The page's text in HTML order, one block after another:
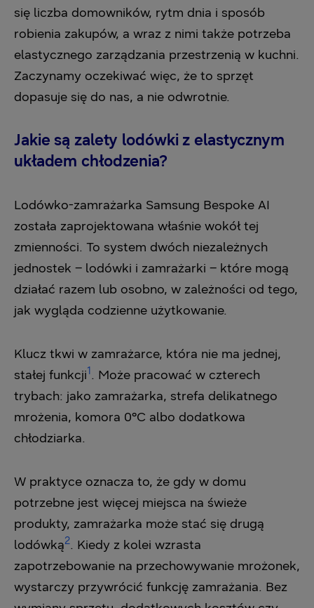
się liczba domowników, rytm dnia i sposób
robienia zakupów, a wraz z nimi także potrzeba
elastycznego zarządzania przestrzenią w kuchni.
Zaczynamy oczekiwać więc, że to sprzęt
dopasuje się do nas, a nie odwrotnie.
Jakie są zalety lodówki z elastycznym
układem chłodzenia?
Lodówko-zamrażarka Samsung Bespoke AI
została zaprojektowana właśnie wokół tej
zmienności. To system dwóch niezależnych
jednostek – lodówki i zamrażarki – które mogą
działać razem lub osobno, w zależności od tego,
jak wygląda codzienne użytkowanie.
Klucz tkwi w zamrażarce, która nie ma jednej,
stałej funkcji1 . Może pracować w czterech
trybach: jako zamrażarka, strefa delikatnego
mrożenia, komora 0°C albo dodatkowa
chłodziarka.
W praktyce oznacza to, że gdy w domu
potrzebne jest więcej miejsca na świeże
produkty, zamrażarka może stać się drugą
lodówką2. Kiedy z kolei wzrasta
zapotrzebowanie na przechowywanie mrożonek,
wystarczy przywrócić funkcję zamrażania. Bez